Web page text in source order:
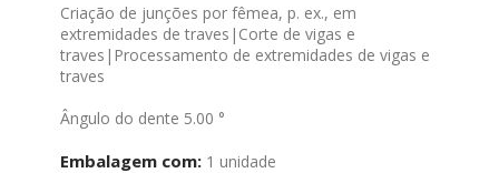
Criação de junções por fêmea, p. ex., em
extremidades de traves|Corte de vigas e
traves|Processamento de extremidades de vigas e
traves
Ângulo do dente 5.00 °
Embalagem com: 1 unidade